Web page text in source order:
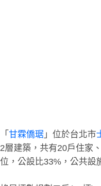
「 甘霖僑琚 」位於台北市
2層建築，共有20戶住家
位，公設比33%，公共設